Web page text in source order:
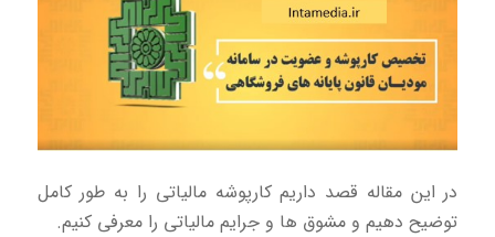
در این مقاله قصد داریم کارپوشه مالیاتی را به طور کامل
توضیح دهیم و مشوق ها و جرایم مالیاتی را معرفی کنیم.